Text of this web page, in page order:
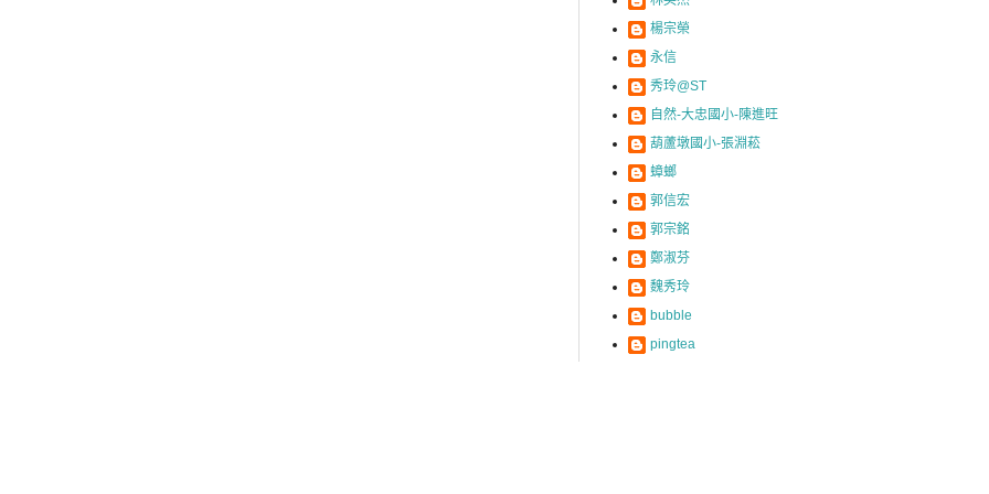
楊宗榮
永信
秀玲@ST
自然-大忠國小-陳進旺
葫蘆墩國小-張淵菘
蟑螂
郭信宏
郭宗銘
鄭淑芬
魏秀玲
bubble
pingtea